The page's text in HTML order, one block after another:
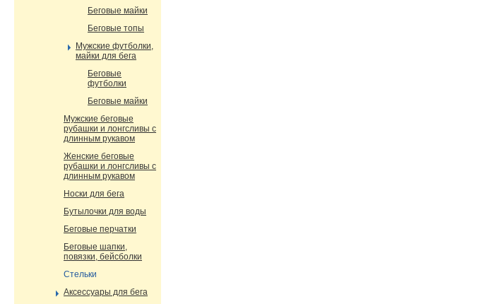
Беговые майки
Беговые топы
Мужские футболки,
майки для бега
Беговые
футболки
Беговые майки
Мужские беговые
рубашки и лонгсливы с
длинным рукавом
Женские беговые
рубашки и лонгсливы с
длинным рукавом
Носки для бега
Бутылочки для воды
Беговые перчатки
Беговые шапки,
повязки, бейсболки
Стельки
Аксессуары для бега